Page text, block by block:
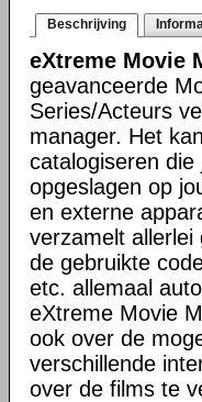
Beschrijving
eXtreme Movie
geavanceerde
Series/Acteurs
manager. Het
catalogiseren die
opgeslagen op
en externe
verzamelt allerlei
de gebruikte
etc. allemaal
eXtreme Movie
ook over de
verschillende
over de films te